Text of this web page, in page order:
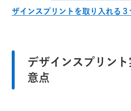
ザインスプリントを取り入れる３
デザインスプリン
意点